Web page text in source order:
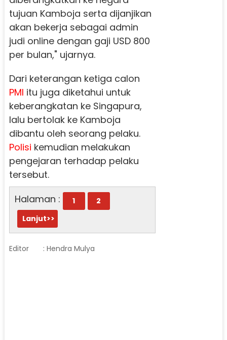
tujuan Kamboja serta dijanjikan
akan bekerja sebagai admin
judi online dengan gaji USD 800
per bulan," ujarnya.
Dari keterangan ketiga calon
PMI itu juga diketahui untuk
keberangkatan ke Singapura,
lalu bertolak ke Kamboja
dibantu oleh seorang pelaku.
Polisi kemudian melakukan
pengejaran terhadap pelaku
tersebut.
Halaman :
1
2
Lanjut>>
Editor : Hendra Mulya